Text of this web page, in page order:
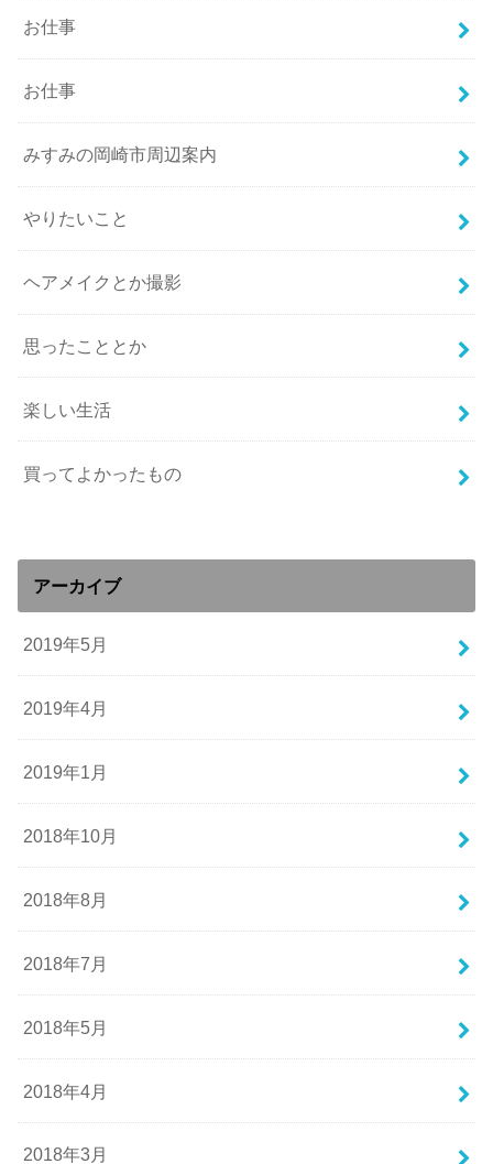
お仕事
お仕事
みすみの岡崎市周辺案内
やりたいこと
ヘアメイクとか撮影
思ったこととか
楽しい生活
買ってよかったもの
アーカイブ
2019年5月
2019年4月
2019年1月
2018年10月
2018年8月
2018年7月
2018年5月
2018年4月
2018年3月